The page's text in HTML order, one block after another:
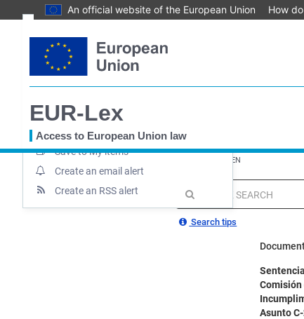
An official website of the European Union How
to
content
EUR-Lex
Access to European Union law
You
are
here
EUR-Lex home EUR-Lex - 61991CJ0293 - EN
MENU
search
Search tips
Document information
Summary / Keywords
Permanent link
Download notice
Save to My items
Create an email alert
Create an RSS alert
Comisión
Asunto